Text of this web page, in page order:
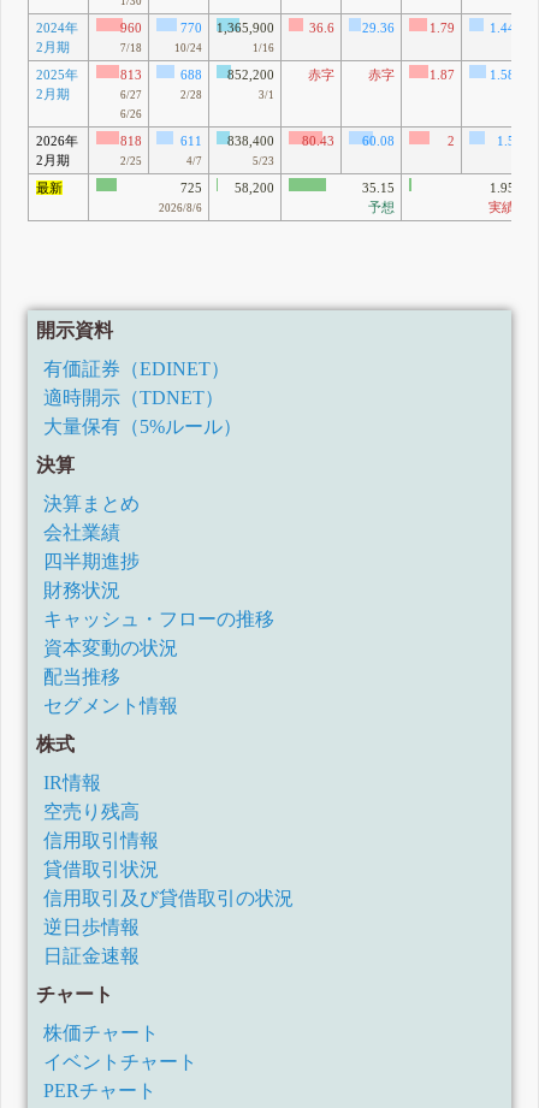
2024年
2月期
960
7/18
770
10/24
1,365,900
1/16
36.6 29.36 1.79 1.44
2025年
2月期
813
6/27
6/26
688
2/28
852,200
3/1
赤字 赤字 1.87
1.58
2026年
2月期
818
2/25
611
4/7
838,400
5/23
80.43 60.08 2 1.5
最新 725
2026/8/6
58,200
35.15
予想
1.95
実績
開示資料
有価証券（EDINET）
適時開示（TDNET）
大量保有（5%ルール）
決算
決算まとめ
会社業績
四半期進捗
財務状況
キャッシュ・フローの推移
資本変動の状況
配当推移
セグメント情報
株式
IR情報
空売り残高
信用取引情報
貸借取引状況
信用取引及び貸借取引の状況
逆日歩情報
日証金速報
チャート
株価チャート
イベントチャート
PERチャート